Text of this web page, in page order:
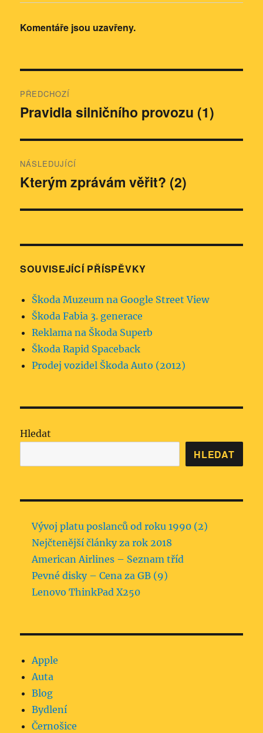
Komentáře jsou uzavřeny.
pro
PŘEDCHOZÍ
Předchozí
Pravidla silničního provozu (1)
NÁSLEDUJÍCÍ
Následující
Kterým zprávám věřit? (2)
SOUVISEJÍCÍ PŘÍSPĚVKY
Škoda Muzeum na Google Street View
Škoda Fabia 3. generace
Reklama na Škoda Superb
Škoda Rapid Spaceback
Prodej vozidel Škoda Auto (2012)
Hledat
HLEDAT
Vývoj platu poslanců od roku 1990 (2)
Nejčtenější články za rok 2018
American Airlines – Seznam tříd
Pevné disky – Cena za GB (9)
Lenovo ThinkPad X250
Apple
Auta
Blog
Bydlení
Černošice